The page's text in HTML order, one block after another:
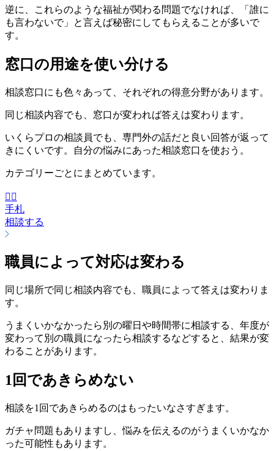
逆に、これらのような福祉が関わる問題でなければ、「誰に
も言わないで」と言えば秘密にしてもらえることが多いで
す。
窓口の用途を使い分ける
相談窓口にも色々あって、それぞれの得意分野があります。
同じ相談内容でも、窓口が変われば答えは変わります。
いくらプロの相談員でも、専門外の話だと良い回答が返って
きにくいです。自分の悩みにあった相談窓口を使おう。
カテゴリーごとにまとめています。
🧑‍⚕️
手札
相談する
職員によって対応は変わる
同じ場所で同じ相談内容でも、職員によって答えは変わりま
す。
うまくいかなかったら別の曜日や時間帯に相談する、年度が
変わって別の職員になったら相談するなどすると、結果が変
わることがあります。
1回であきらめない
相談を1回であきらめるのはもったいなさすぎます。
ガチャ問題もありますし、悩みを伝えるのがうまくいかなか
った可能性もあります。